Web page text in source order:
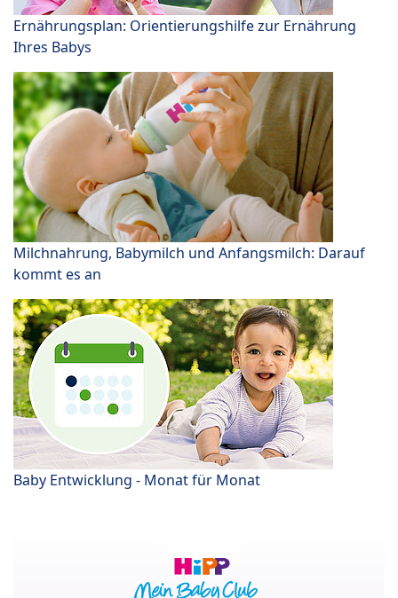
Ernährungsplan: Orientierungshilfe zur Ernährung
Ihres Babys
Milchnahrung, Babymilch und Anfangsmilch: Darauf
kommt es an
Baby Entwicklung - Monat für Monat